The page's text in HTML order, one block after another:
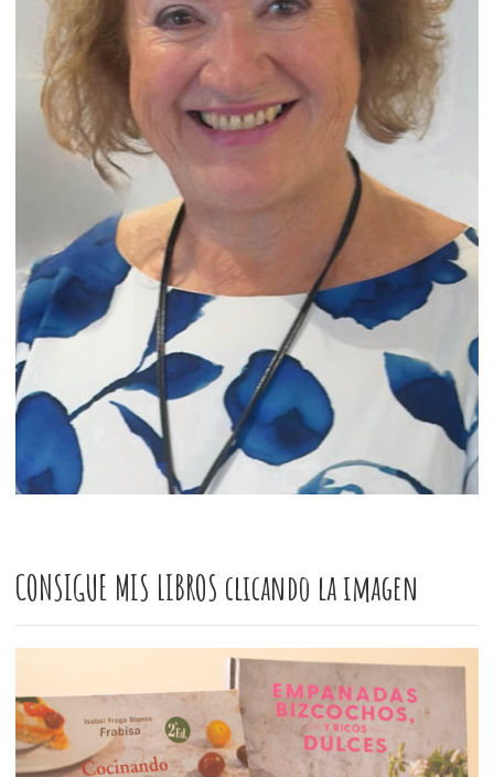
CONSIGUE MIS LIBROS clicando la imagen